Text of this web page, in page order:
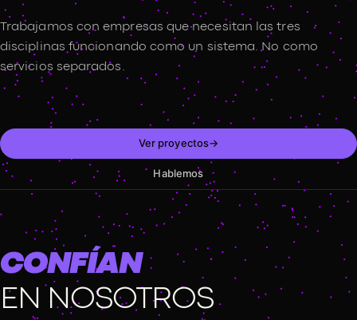
Trabajamos con empresas que necesitan las tres
disciplinas funcionando como un sistema. No como
servicios separados.
Ver proyectos→
Hablemos
CONFÍAN
EN NOSOTROS